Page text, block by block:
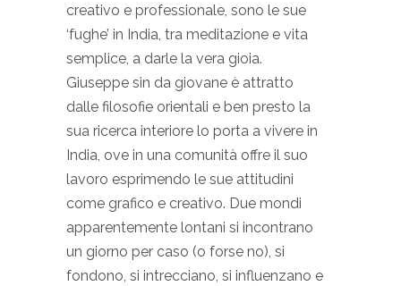
creativo e professionale, sono le sue
‘fughe’ in India, tra meditazione e vita
semplice, a darle la vera gioia.
Giuseppe sin da giovane è attratto
dalle filosofie orientali e ben presto la
sua ricerca interiore lo porta a vivere in
India, ove in una comunità offre il suo
lavoro esprimendo le sue attitudini
come grafico e creativo. Due mondi
apparentemente lontani si incontrano
un giorno per caso (o forse no), si
fondono, si intrecciano, si influenzano e